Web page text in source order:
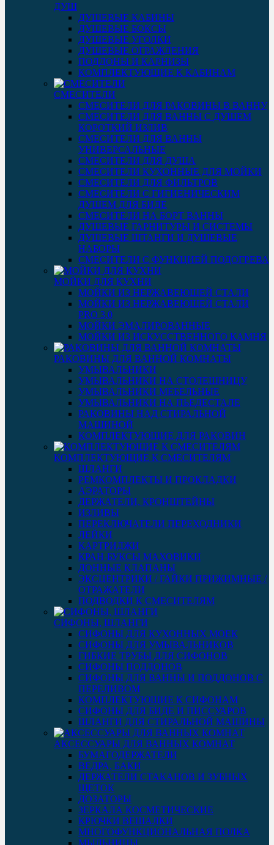
ДУШ
ДУШЕВЫЕ КАБИНЫ
ДУШЕВЫЕ БОКСЫ
ДУШЕВЫЕ УГОЛКИ
ДУШЕВЫЕ ОГРАЖДЕНИЯ
ПОДДОНЫ И КАРНИЗЫ
КОМПЛЕКТУЮЩИЕ К КАБИНАМ
СМЕСИТЕЛИ
СМЕСИТЕЛИ ДЛЯ РАКОВИНЫ В ВАННУ
СМЕСИТЕЛИ ДЛЯ ВАННЫ С ДУШЕМ
КОРОТКИЙ ИЗЛИВ
СМЕСИТЕЛИ ДЛЯ ВАННЫ
УНИВЕРСАЛЬНЫЕ
СМЕСИТЕЛИ ДЛЯ ДУША
СМЕСИТЕЛИ КУХОННЫЕ ДЛЯ МОЙКИ
СМЕСИТЕЛИ ДЛЯ ФИЛЬТРОВ
СМЕСИТЕЛИ С ГИГИЕНИЧЕСКИМ
ДУШЕМ ДЛЯ БИДЕ
СМЕСИТЕЛИ НА БОРТ ВАННЫ
ДУШЕВЫЕ ГАРНИТУРЫ И СИСТЕМЫ
ДУШЕВЫЕ ШТАНГИ И ДУШЕВЫЕ
НАБОРЫ
СМЕСИТЕЛИ С ФУНКЦИЕЙ ПОДОГРЕВА
МОЙКИ ДЛЯ КУХНИ
МОЙКИ ИЗ НЕРЖАВЕЮЩЕЙ СТАЛИ
МОЙКИ ИЗ НЕРЖАВЕЮЩЕЙ СТАЛИ
PRO 3.0
МОЙКИ ЭМАЛИРОВАННЫЕ
МОЙКИ ИЗ ИСКУССТВЕННОГО КАМНЯ
РАКОВИНЫ ДЛЯ ВАННОЙ КОМНАТЫ
УМЫВАЛЬНИКИ
УМЫВАЛЬНИКИ НА СТОЛЕШНИЦУ
УМЫВАЛЬНИКИ МЕБЕЛЬНЫЕ
УМЫВАЛЬНИКИ НА ПЬЕДЕСТАЛЕ
РАКОВИНЫ НАД СТИРАЛЬНОЙ
МАШИНОЙ
КОМПЛЕКТУЮЩИЕ ДЛЯ РАКОВИН
КОМПЛЕКТУЮЩИЕ К СМЕСИТЕЛЯМ
ШЛАНГИ
РЕМКОМПЛЕКТЫ И ПРОКЛАДКИ
АЭРАТОРЫ
ДЕРЖАТЕЛИ, КРОНШТЕЙНЫ
ИЗЛИВЫ
ПЕРЕКЛЮЧАТЕЛИ ПЕРЕХОДНИКИ
ЛЕЙКИ
КАРТРИДЖИ
КРАН-БУКСЫ МАХОВИКИ
ДОННЫЕ КЛАПАНЫ
ЭКСЦЕНТРИКИ / ГАЙКИ ПРИЖИМНЫЕ /
ОТРАЖАТЕЛИ
ПОДВОДКИ К СМЕСИТЕЛЯМ
СИФОНЫ, ШЛАНГИ
СИФОНЫ ДЛЯ КУХОННЫХ МОЕК
СИФОНЫ ДЛЯ УМЫВАЛЬНИКОВ
ГИБКИЕ ТРУБЫ ДЛЯ СИФОНОВ
СИФОНЫ ПОДДОНОВ
СИФОНЫ ДЛЯ ВАННЫ И ПОДДОНОВ С
ПЕРЕЛИВОМ
КОМПЛЕКТУЮЩИЕ К СИФОНАМ
СИФОНЫ ДЛЯ БИДЕ И ПИССУАРОВ
ШЛАНГИ ДЛЯ СТИРАЛЬНОЙ МАШИНЫ
АКСЕССУАРЫ ДЛЯ ВАННЫХ КОМНАТ
БУМАГОДЕРЖАТЕЛИ
ВЕДРА, БАКИ
ДЕРЖАТЕЛИ СТАКАНОВ И ЗУБНЫХ
ЩЕТОК
ДОЗАТОРЫ
ЗЕРКАЛА КОСМЕТИЧЕСКИЕ
КРЮЧКИ ВЕШАЛКИ
МНОГОФУНКЦИОНАЛЬНАЯ ПОЛКА
МЫЛЬНИЦЫ